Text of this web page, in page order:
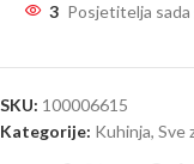
3 Posjetitelja
SKU: 100006615
Kategorije: Kuhinja, Sve